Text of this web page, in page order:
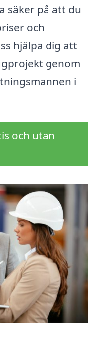
säker på att du
och
hjälpa dig att
genom
i
och utan